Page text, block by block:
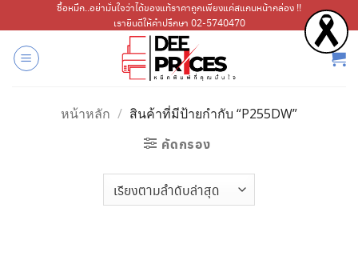
ไป
เนื้อหา
ซื้อหมึก..อย่ามั่นใจว่าได้ของแท้ราคาถูกเพียงแค่สแกนหน้ากล่อง !!
เรายินดีให้คำปรึกษา 02-5740470
หน้าหลัก / สินค้าที่มีป้ายกำกับ “P255DW”
คัดกรอง